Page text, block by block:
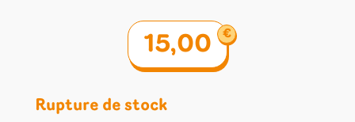
15,00 €
Rupture de stock